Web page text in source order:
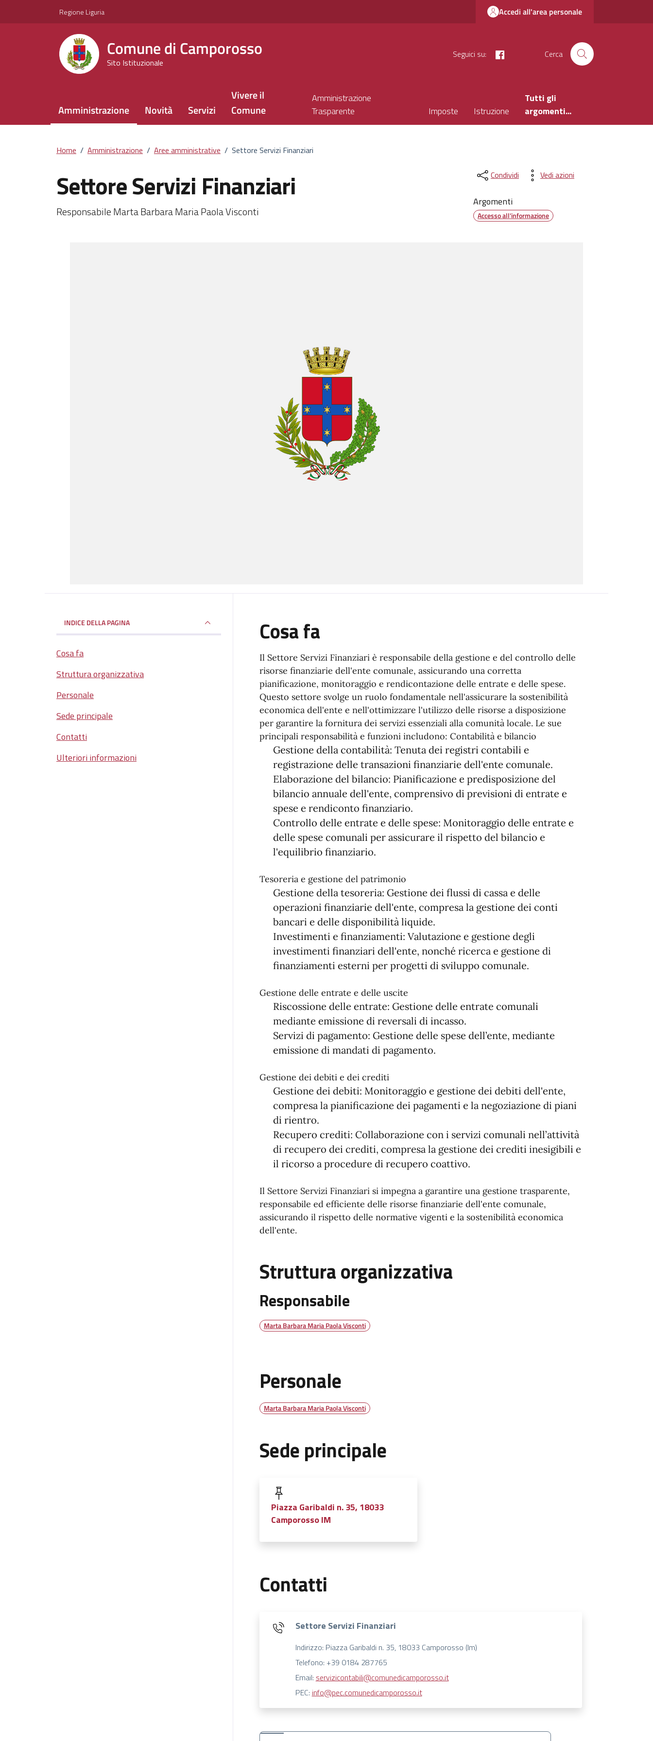
Regione Liguria Accedi all'area personale
Comune di Camporosso
Sito Istituzionale
Seguici su: Cerca
Amministrazione Novità Servizi
Vivere il
Comune
Amministrazione
Trasparente
Imposte Istruzione
Tutti gli
argomenti...
Home / Amministrazione / Aree amministrative / Settore Servizi Finanziari
Settore Servizi Finanziari
Dettagli del documento
Responsabile Marta Barbara Maria Paola Visconti
Condividi Vedi azioni
Argomenti
Accesso all'informazione
INDICE DELLA PAGINA
Cosa fa
Struttura organizzativa
Personale
Sede principale
Contatti
Ulteriori informazioni
Cosa fa
Il Settore Servizi Finanziari è responsabile della gestione e del controllo delle
risorse finanziarie dell'ente comunale, assicurando una corretta
pianificazione, monitoraggio e rendicontazione delle entrate e delle spese.
Questo settore svolge un ruolo fondamentale nell'assicurare la sostenibilità
economica dell'ente e nell'ottimizzare l'utilizzo delle risorse a disposizione
per garantire la fornitura dei servizi essenziali alla comunità locale. Le sue
principali responsabilità e funzioni includono: Contabilità e bilancio
Gestione della contabilità: Tenuta dei registri contabili e
registrazione delle transazioni finanziarie dell'ente comunale.
Elaborazione del bilancio: Pianificazione e predisposizione del
bilancio annuale dell'ente, comprensivo di previsioni di entrate e
spese e rendiconto finanziario.
Controllo delle entrate e delle spese: Monitoraggio delle entrate e
delle spese comunali per assicurare il rispetto del bilancio e
l'equilibrio finanziario.
Tesoreria e gestione del patrimonio
Gestione della tesoreria: Gestione dei flussi di cassa e delle
operazioni finanziarie dell'ente, compresa la gestione dei conti
bancari e delle disponibilità liquide.
Investimenti e finanziamenti: Valutazione e gestione degli
investimenti finanziari dell'ente, nonché ricerca e gestione di
finanziamenti esterni per progetti di sviluppo comunale.
Gestione delle entrate e delle uscite
Riscossione delle entrate: Gestione delle entrate comunali
mediante emissione di reversali di incasso.
Servizi di pagamento: Gestione delle spese dell’ente, mediante
emissione di mandati di pagamento.
Gestione dei debiti e dei crediti
Gestione dei debiti: Monitoraggio e gestione dei debiti dell'ente,
compresa la pianificazione dei pagamenti e la negoziazione di piani
di rientro.
Recupero crediti: Collaborazione con i servizi comunali nell’attività
di recupero dei crediti, compresa la gestione dei crediti inesigibili e
il ricorso a procedure di recupero coattivo.
Il Settore Servizi Finanziari si impegna a garantire una gestione trasparente,
responsabile ed efficiente delle risorse finanziarie dell'ente comunale,
assicurando il rispetto delle normative vigenti e la sostenibilità economica
dell'ente.
Struttura organizzativa
Responsabile
Marta Barbara Maria Paola Visconti
Personale
Marta Barbara Maria Paola Visconti
Sede principale
Piazza Garibaldi n. 35, 18033
Camporosso IM
Contatti
Settore Servizi Finanziari
Indirizzo: Piazza Garibaldi n. 35, 18033 Camporosso (Im)
Telefono: +39 0184 287765
Email: servizicontabili@comunedicamporosso.it
PEC: info@pec.comunedicamporosso.it